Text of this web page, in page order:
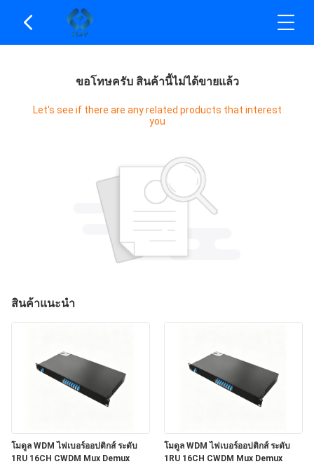
ขอโทษครับ สินค้านี้ไม่ได้ขายแล้ว
Let's see if there are any related products that interest
you
สินค้าแนะนำ
โมดูล WDM ไฟเบอร์ออปติกส์ ระดับ
1RU 16CH CWDM Mux Demux
โมดูล WDM ไฟเบอร์ออปติกส์ ระดับ
1RU 16CH CWDM Mux Demux